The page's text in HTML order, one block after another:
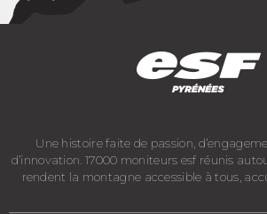
Une histoire faite de passion,
d’innovation. 17000 moniteurs esf réunis
rendent la montagne accessible à tous,